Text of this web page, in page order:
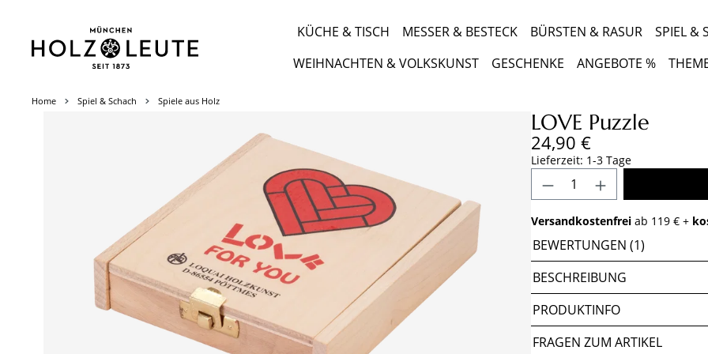
KÜCHE & TISCH MESSER & BESTECK BÜRSTEN & RASUR
SPIEL &
WEIHNACHTEN & VOLKSKUNST
GESCHENKE ANGEBOTE %
Home Spiel & Schach Spiele aus Holz
LOVE Puzzle
Regulärer Preis:
24,90 €
Lieferzeit: 1-3 Tage
Produkt Anzahl:
Versandkostenfrei ab 119 € +
BEWERTUNGEN (1)
BESCHREIBUNG
PRODUKTINFO
FRAGEN ZUM ARTIKEL